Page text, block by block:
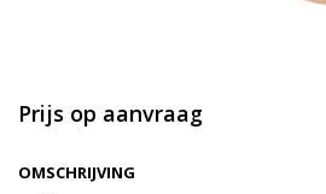
OMSCHRIJVING
Prijs op aanvraag